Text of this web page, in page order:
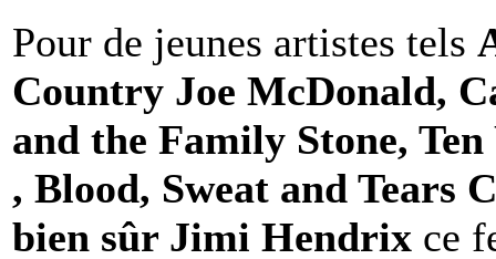
Pour de jeunes artistes tels
Country Joe McDonald,
and the Family Stone,
, Blood, Sweat and Tears
bien sûr Jimi Hendrix ce